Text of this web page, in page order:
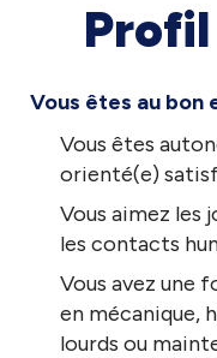
Vous êtes au bon
Vous êtes
orienté(e)
Vous aimez les
les contacts
Vous avez une
en mécanique,
lourds ou